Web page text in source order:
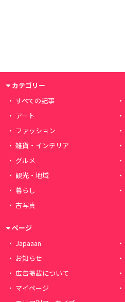
カテゴリー
すべての記事
アート
ファッション
雑貨・インテリア
グルメ
観光・地域
暮らし
古写真
ページ
Japaaan
お知らせ
広告掲載について
マイページ